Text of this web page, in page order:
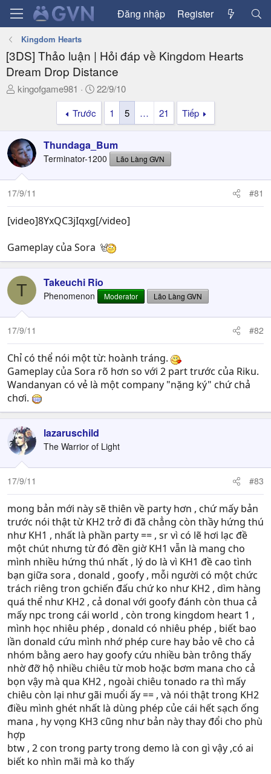
Đăng nhập Register
Kingdom Hearts
[3DS] Thảo luận | Hỏi đáp về Kingdom Hearts
Dream Drop Distance
T
a
d
s
t
a
e
kingofgame981
N
g
y
g
ử
i
22/9/10
Trước
1 5 … 21 Tiếp
Thundaga_Bum
Terminator-1200 Lão Làng GVN
17/9/11 #81
[video]8YxQC3jIqxg[/video]
Gameplay của Sora
T Takeuchi Rio
Phenomenon Moderator Lão Làng GVN
17/9/11 #82
Chỉ có thể nói một từ: hoành tráng.
Gameplay của Sora rõ hơn so với 2 part trước của Riku.
Wandanyan có vẻ là một company "nặng ký" chứ chả
chơi.
lazaruschild
The Warrior of Light
17/9/11 #83
mong bản mới này sẽ thiên về party hơn , chứ mấy bản
trước nói thật từ KH2 trở đi đã chẳng còn thầy hứng thú
như KH1 , nhất là phần party == , sr vì có lẽ hơi lạc đề
một chút nhưng từ đó đền giờ KH1 vẫn là mang cho
mình nhiều hứng thú nhất , lý do là vì KH1 đề cao tình
bạn giữa sora , donald , goofy , mỗi người có một chức
trách riêng tron gchiến đấu chứ ko như KH2 , dìm hàng
quá thể như KH2 , cả donal với goofy đánh còn thua cả
mấy npc trong cái world , còn trong kingdom heart 1 ,
mình học nhiêu phép , donald có nhiêu phép , biết bao
lần donald cứu mình nhớ phép cure hay bảo vê cho cả
nhóm bằng aero hay goofy cứu nhiều bàn trông thấy
nhờ đỡ hộ nhiều chiêu từ mob hoặc bơm mana cho cả
bọn vậy mà qua KH2 , ngoài chiêu tonado ra thì mấy
chiêu còn lại như gãi muổi ấy == , và nói thật trong KH2
điều mình ghét nhất là dùng phép củe cái hết sạch ống
mana , hy vọng KH3 cũng như bản này thay đổi cho phù
hợp
btw , 2 con trong party trong demo là con gì vậy ,có ai
biết ko nhìn mãi mà ko thấy